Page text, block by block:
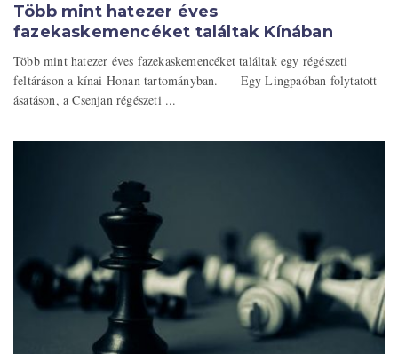
Több mint hatezer éves
fazekaskemencéket találtak Kínában
Több mint hatezer éves fazekaskemencéket találtak egy régészeti
feltáráson a kínai Honan tartományban. Egy Lingpaóban folytatott
ásatáson, a Csenjan régészeti ...